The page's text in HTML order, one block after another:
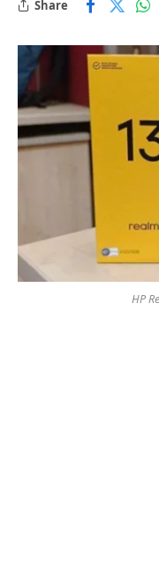
Share
HP